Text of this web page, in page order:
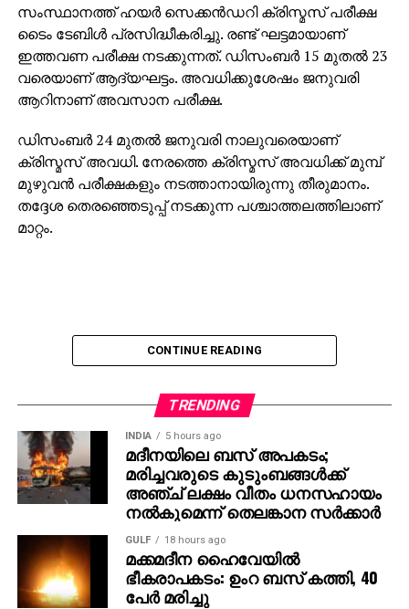
സംസ്ഥാനത്ത് ഹയര്‍ സെക്കന്‍ഡറി ക്രിസ്മസ് പരീക്ഷ
ടൈം ടേബിള്‍ പ്രസിദ്ധീകരിച്ചു. രണ്ട് ഘട്ടമായാണ്
ഇത്തവണ പരീക്ഷ നടക്കുന്നത്. ഡിസംബര്‍ 15 മുതല്‍ 23
വരെയാണ് ആദ്യഘട്ടം. അവധിക്കുശേഷം ജനുവരി
ആറിനാണ് അവസാന പരീക്ഷ.
ഡിസംബര്‍ 24 മുതല്‍ ജനുവരി നാലുവരെയാണ്
ക്രിസ്മസ് അവധി. നേരത്തെ ക്രിസ്മസ് അവധിക്ക് മുമ്പ്
മുഴുവന്‍ പരീക്ഷകളും നടത്താനായിരുന്നു തീരുമാനം.
തദ്ദേശ തെരഞ്ഞെടുപ്പ് നടക്കുന്ന പശ്ചാത്തലത്തിലാണ്
മാറ്റം.
CONTINUE READING
TRENDING
INDIA 5 hours ago
മദീനയിലെ ബസ് അപകടം;
മരിച്ചവരുടെ കുടുംബങ്ങള്‍ക്ക്
അഞ്ച് ലക്ഷം വീതം ധനസഹായം
നല്‍കുമെന്ന് തെലങ്കാന സര്‍ക്കാര്‍
GULF 18 hours ago
മക്കമദീന ഹൈവേയില്‍
ഭീകരാപകടം: ഉംറ ബസ് കത്തി, 40
പേര്‍ മരിച്ചു